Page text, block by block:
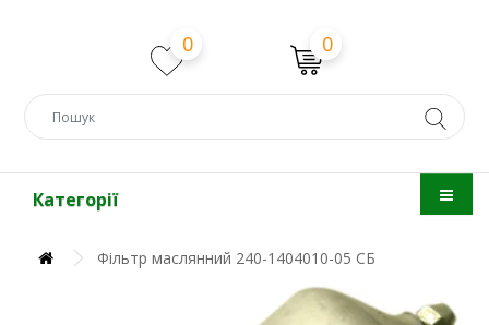
0 0
Категорії
Фільтр маслянний 240-1404010-05 СБ